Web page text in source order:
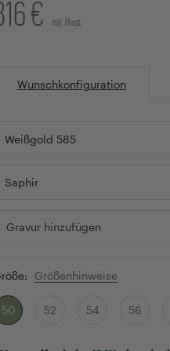
€ inkl. Mwst.
Wunschkonfiguration
Weißgold 585
Saphir
Gravur hinzufügen
Größenhinweise
50 52 54 56